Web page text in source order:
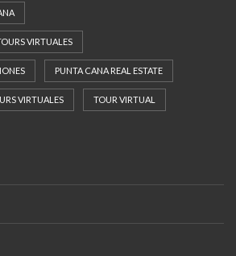
VIRTUALES
PUNTA CANA REAL ESTATE
VIRTUALES TOUR VIRTUAL